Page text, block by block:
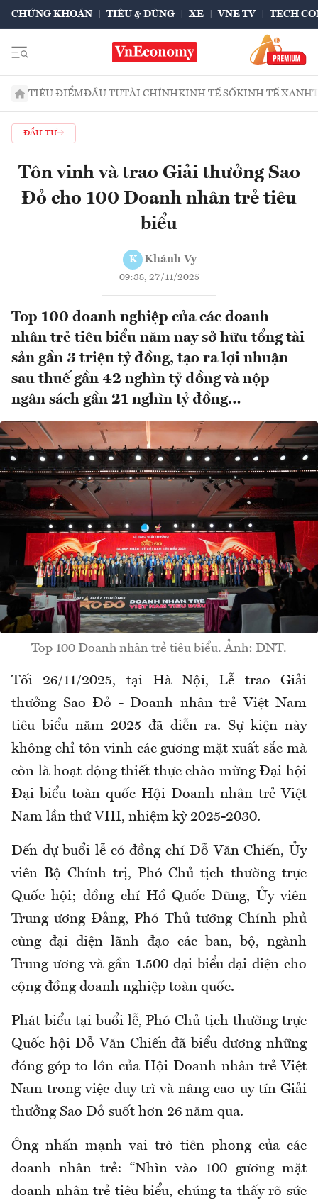
CHỨNG KHOÁN TIÊU & DÙNG XE VNE TV TECH
TIÊU ĐIỂMĐẦU TƯTÀI CHÍNHKINH TẾ SỐKINH TẾ XANH
ĐẦU TƯ
Tôn vinh và trao Giải thưởng Sao
Đỏ cho 100 Doanh nhân trẻ tiêu
biểu
K Khánh Vy
09:38, 27/11/2025
Top 100 doanh nghiệp của các doanh
nhân trẻ tiêu biểu năm nay sở hữu tổng tài
sản gần 3 triệu tỷ đồng, tạo ra lợi nhuận
sau thuế gần 42 nghìn tỷ đồng và nộp
ngân sách gần 21 nghìn tỷ đồng…
Top 100 Doanh nhân trẻ tiêu biểu. Ảnh: DNT.
Tối 26/11/2025, tại Hà Nội, Lễ trao Giải
thưởng Sao Đỏ - Doanh nhân trẻ Việt Nam
tiêu biểu năm 2025 đã diễn ra. Sự kiện này
không chỉ tôn vinh các gương mặt xuất sắc mà
còn là hoạt động thiết thực chào mừng Đại hội
Đại biểu toàn quốc Hội Doanh nhân trẻ Việt
Nam lần thứ VIII, nhiệm kỳ 2025-2030.
Đến dự buổi lễ có đồng chí Đỗ Văn Chiến, Ủy
viên Bộ Chính trị, Phó Chủ tịch thường trực
Quốc hội; đồng chí Hồ Quốc Dũng, Ủy viên
Trung ương Đảng, Phó Thủ tướng Chính phủ
cùng đại diện lãnh đạo các ban, bộ, ngành
Trung ương và gần 1.500 đại biểu đại diện cho
cộng đồng doanh nghiệp toàn quốc.
Phát biểu tại buổi lễ, Phó Chủ tịch thường trực
Quốc hội Đỗ Văn Chiến đã biểu dương những
đóng góp to lớn của Hội Doanh nhân trẻ Việt
Nam trong việc duy trì và nâng cao uy tín Giải
thưởng Sao Đỏ suốt hơn 26 năm qua.
Ông nhấn mạnh vai trò tiên phong của các
doanh nhân trẻ: “Nhìn vào 100 gương mặt
doanh nhân trẻ tiêu biểu, chúng ta thấy rõ sức